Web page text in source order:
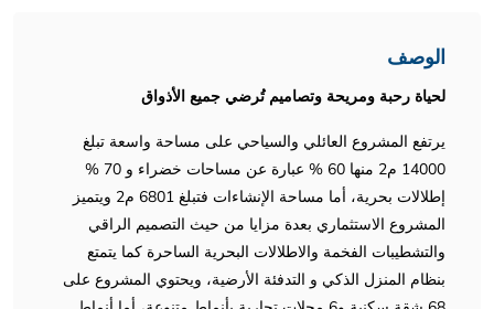
الوصف
لحياة رحبة ومريحة وتصاميم تُرضي جميع الأذواق
يرتفع المشروع العائلي والسياحي على مساحة واسعة تبلغ
14000 م2 منها 60 % عبارة عن مساحات خضراء و 70 %
إطلالات بحرية، أما مساحة الإنشاءات فتبلغ 6801 م2 ويتميز
المشروع الاستثماري بعدة مزايا من حيث التصميم الراقي
والتشطيبات الفخمة والاطلالات البحرية الساحرة كما يتمتع
بنظام المنزل الذكي و التدفئة الأرضية، ويحتوي المشروع على